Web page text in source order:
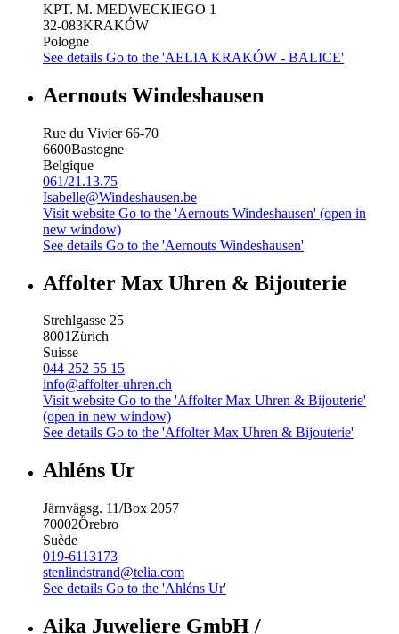
KPT. M. MEDWECKIEGO 1
32-083KRAKÓW
Pologne
See details Go to the 'AELIA KRAKÓW - BALICE'
Aernouts Windeshausen
Rue du Vivier 66-70
6600Bastogne
Belgique
061/21.13.75
Isabelle@Windeshausen.be
Visit website Go to the 'Aernouts Windeshausen' (open in
new window)
See details Go to the 'Aernouts Windeshausen'
Affolter Max Uhren & Bijouterie
Strehlgasse 25
8001Zürich
Suisse
044 252 55 15
info@affolter-uhren.ch
Visit website Go to the 'Affolter Max Uhren & Bijouterie'
(open in new window)
See details Go to the 'Affolter Max Uhren & Bijouterie'
Ahléns Ur
Järnvägsg. 11/Box 2057
70002Örebro
Suède
019-6113173
stenlindstrand@telia.com
See details Go to the 'Ahléns Ur'
Aika Juweliere GmbH /